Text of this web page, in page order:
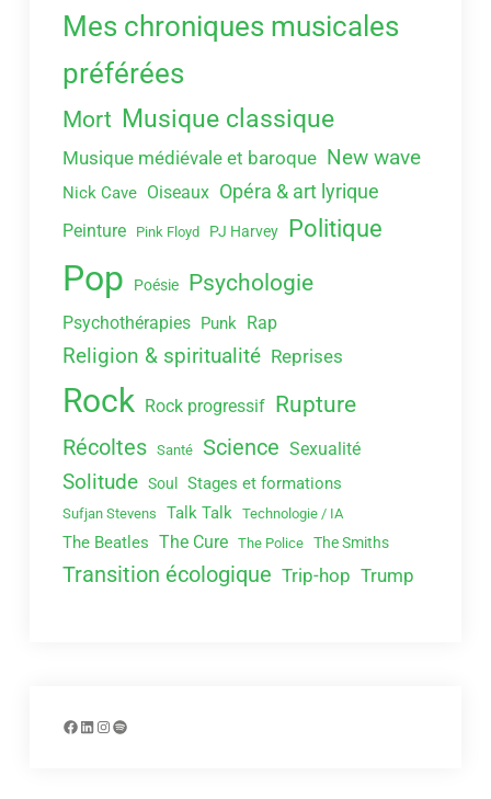
Mes chroniques musicales
préférées
Mort Musique classique
Musique médiévale et baroque New wave
Nick Cave Oiseaux Opéra & art lyrique
Peinture Pink Floyd PJ Harvey Politique
Pop Poésie Psychologie
Psychothérapies Punk Rap
Religion & spiritualité Reprises
Rock Rock progressif Rupture
Récoltes Santé Science Sexualité
Solitude Soul Stages et formations
Sufjan Stevens Talk Talk Technologie / IA
The Beatles The Cure The Police The Smiths
Transition écologique Trip-hop Trump
Facebook
LinkedIn
Instagram
Spotify